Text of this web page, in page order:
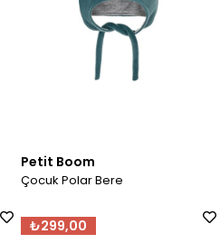
Petit Boom
Çocuk Polar Bere
₺299,00